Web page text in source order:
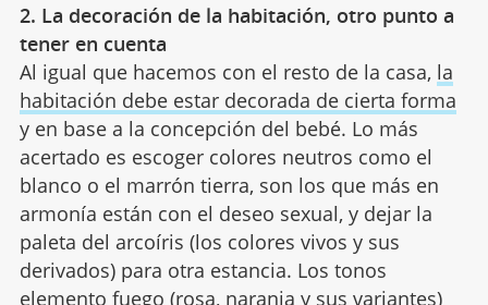
2. La decoración de la habitación, otro punto a
tener en cuenta
Al igual que hacemos con el resto de la casa, la
habitación debe estar decorada de cierta forma
y en base a la concepción del bebé. Lo más
acertado es escoger colores neutros como el
blanco o el marrón tierra, son los que más en
armonía están con el deseo sexual, y dejar la
paleta del arcoíris (los colores vivos y sus
derivados) para otra estancia. Los tonos
elemento fuego (rosa, naranja y sus variantes)